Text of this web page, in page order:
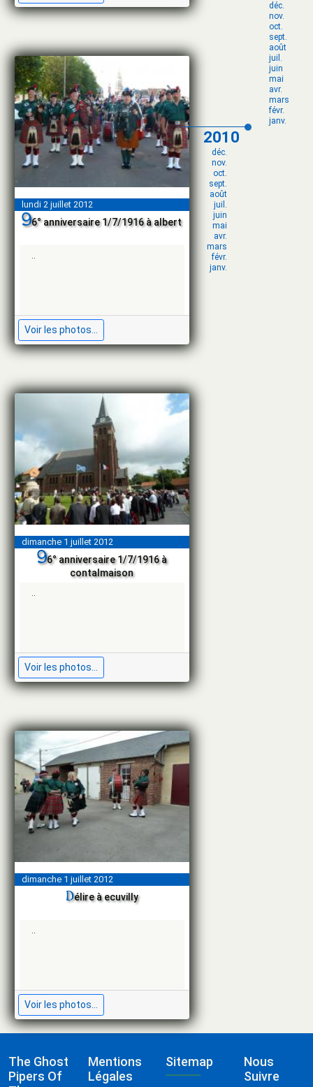
lundi 2 juillet 2012
96° anniversaire 1/7/1916 à albert
..
Voir les photos...
dimanche 1 juillet 2012
96° anniversaire 1/7/1916 à
contalmaison
..
Voir les photos...
dimanche 1 juillet 2012
délire à ecuvilly
..
Voir les photos...
déc.
nov.
oct.
sept.
août
juil.
juin
mai
avr.
mars
févr.
janv.
2010
déc.
nov.
oct.
sept.
août
juil.
juin
mai
avr.
mars
févr.
janv.
The Ghost
Pipers Of
Mentions
Légales
Sitemap
Nous
Suivre